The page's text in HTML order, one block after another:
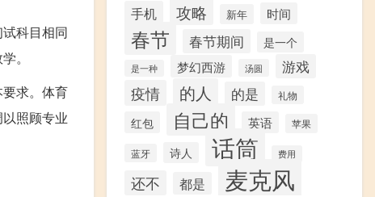
科目相同
。
求。体育
照顾专业
手机 攻略 新年 时间
春节 春节期间 是一个
是一种 梦幻西游 汤圆 游戏
疫情 的人 的是 礼物
红包 自己的 英语 苹果
蓝牙 诗人 话筒 费用
还不 都是 麦克风